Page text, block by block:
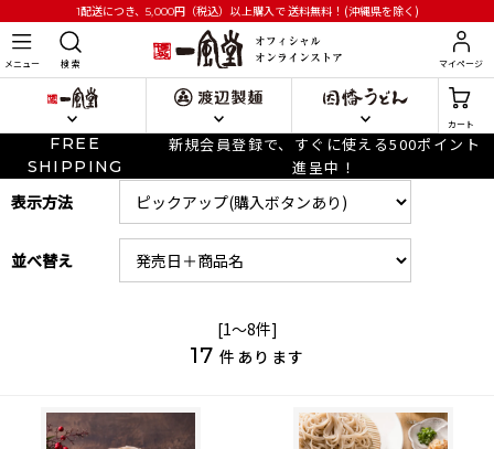
1配送につき、5,000円 （税込）以上購入で送料無料！(沖縄県を除く)
メニュー 検 索 マイページ
カート
FREE
SHIPPING
新規会員登録で、すぐに使える500ポイント
進呈中！
表示方法
並べ替え
[1～8件]
17 件あります